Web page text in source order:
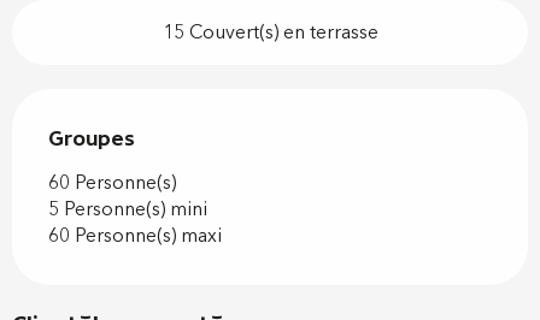
15 Couvert(s) en terrasse
Groupes
Groupes
60 Personne(s)
5 Personne(s) mini
60 Personne(s) maxi